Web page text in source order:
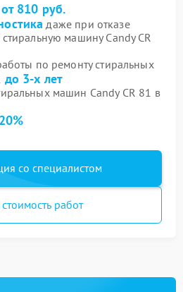
от 810 руб.
даже при отказе
машину Candy CR
по ремонту стиральных
до 3-х лет
машин Candy CR 81 в
20%
со специалистом
стоимость работ